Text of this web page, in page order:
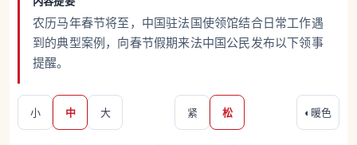
农历马年春节将至，中国驻法国使领馆结合日常工作遇
到的典型案例，向春节假期来法中国公民发布以下领事
提醒。
小 中 大 紧 松 ◐ 暖色